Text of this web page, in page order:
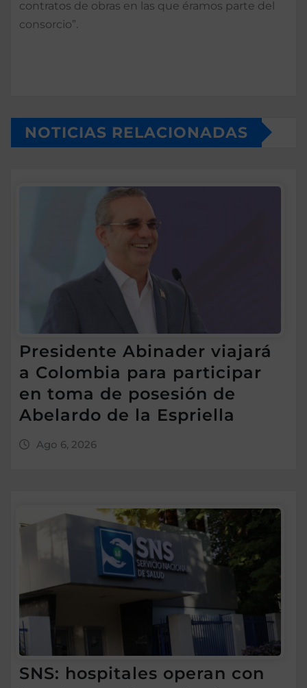
contra­tos de obras en las que éra­mos parte del
consorcio”.
NOTICIAS RELACIONADAS
Presidente Abinader viajará
a Colombia para participar
en toma de posesión de
Abelardo de la Espriella
Ago 6, 2026
SNS: hospitales operan con